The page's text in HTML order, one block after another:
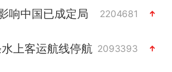
响中国已成定局 2204681
上客运航线停航 2093393